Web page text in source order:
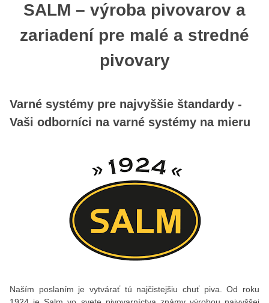
SALM – výroba pivovarov a
zariadení pre malé a stredné
pivovary
Varné systémy pre najvyššie štandardy -
Vaši odborníci na varné systémy na mieru
Naším poslaním je vytvárať tú najčistejšiu chuť piva. Od roku